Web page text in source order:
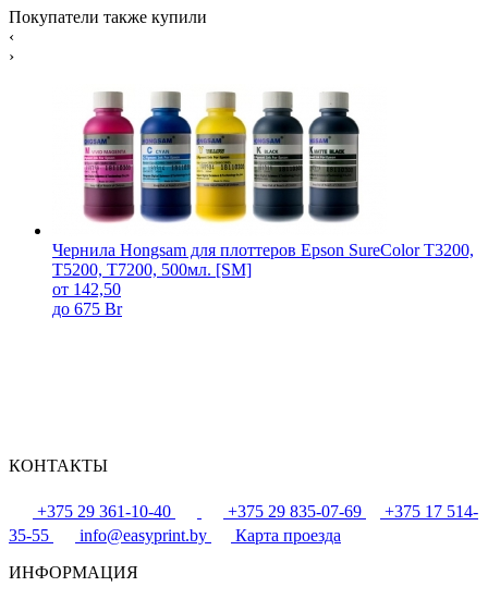
Покупатели также купили
‹
›
Чернила Hongsam для плоттеров Epson SureColor T3200,
T5200, T7200, 500мл. [SM]
от 142,50
до 675 Br
КОНТАКТЫ
+375 29 361-10-40 +375 29 835-07-69
+375 17 514-
35-55
info@easyprint.by
Карта проезда
ИНФОРМАЦИЯ